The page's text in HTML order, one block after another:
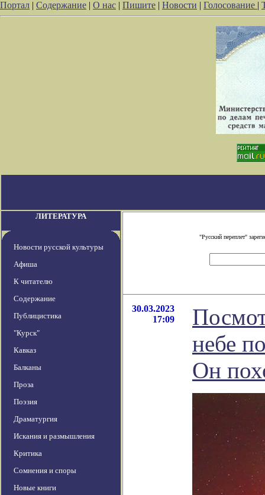
Портал | Содержание | О нас | Пишите | Новости | Голосование |
ЛИТЕРАТУРА
Новости русской культуры
Афиша
К читателю
Содержание
Публицистика
"Курск"
Кавказ
Балканы
Проза
Поэзия
Драматургия
Искания и размышления
Критика
Сомнения и споры
Новые книги
"Русский переплет"
30.03.2023
17:09
небе
Он